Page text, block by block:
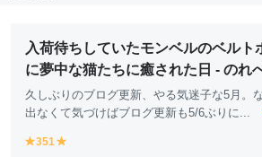
入荷待ちしていたモンベルのベルト
に夢中な猫たちに癒された日 - のれ
久しぶりのブログ更新、やる気迷子な5月。
出なくて気づけばブログ更新も5/6ぶりに...
y
351